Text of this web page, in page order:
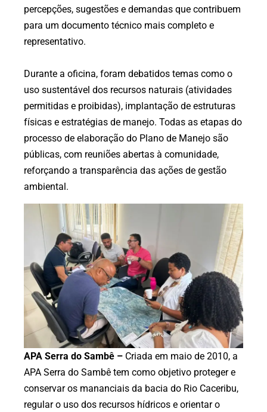
percepções, sugestões e demandas que contribuem
para um documento técnico mais completo e
representativo.
Durante a oficina, foram debatidos temas como o
uso sustentável dos recursos naturais (atividades
permitidas e proibidas), implantação de estruturas
físicas e estratégias de manejo. Todas as etapas do
processo de elaboração do Plano de Manejo são
públicas, com reuniões abertas à comunidade,
reforçando a transparência das ações de gestão
ambiental.
APA Serra do Sambê – Criada em maio de 2010, a
APA Serra do Sambê tem como objetivo proteger e
conservar os mananciais da bacia do Rio Caceribu,
regular o uso dos recursos hídricos e orientar o